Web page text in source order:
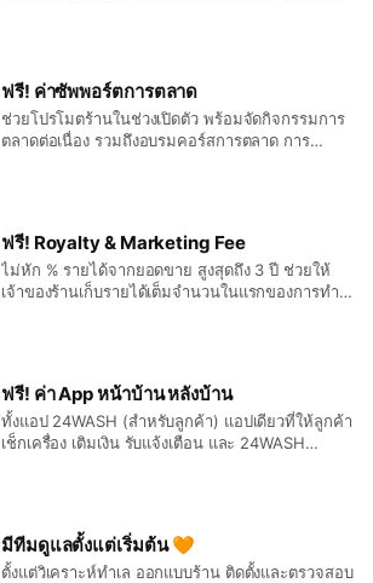
ฟรี! ค่าซัพพอร์ตการตลาด
ช่วยโปรโมตร้านในช่วงเปิดตัว พร้อมจัดกิจกรรมการ
ตลาดต่อเนื่อง รวมถึงอบรมคอร์สการตลาด การ
ฟรี! Royalty & Marketing Fee
ไม่หัก % รายได้จากยอดขาย สูงสุดถึง 3 ปี ช่วยให้
เจ้าของร้านเก็บรายได้เต็มจำนวนในแรกของการทำ
ฟรี! ค่า App หน้าบ้าน หลังบ้าน
ทั้งแอป 24WASH (สำหรับลูกค้า) แอปเดียวที่ให้ลูกค้า
เช็กเครื่อง เติมเงิน รับแจ้งเตือน และ 24WASH
มีทีมดูแลตั้งแต่เริ่มต้น 🧡
ตั้งแต่วิเคราะห์ทำเล ออกแบบร้าน ติดตั้งและตรวจสอบ